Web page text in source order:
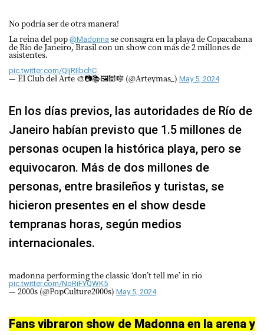
No podría ser de otra manera!
La reina del pop @Madonna se consagra en la playa de Copacabana
de Río de Janeiro, Brasil con un show con más de 2 millones de
asistentes.
pic.twitter.com/QIjRIIbchC
— El Club del Arte 🎨📷📚🖼🕍🎼 (@Arteymas_) May 5, 2024
En los días previos, las autoridades de Río de
Janeiro habían previsto que 1.5 millones de
personas ocupen la histórica playa, pero se
equivocaron. Más de dos millones de
personas, entre brasileños y turistas, se
hicieron presentes en el show desde
tempranas horas, según medios
internacionales.
madonna performing the classic ‘don’t tell me’ in rio
pic.twitter.com/NoRiFYQWK5
— 2000s (@PopCulture2000s) May 5, 2024
Fans vibraron show de Madonna en la arena y